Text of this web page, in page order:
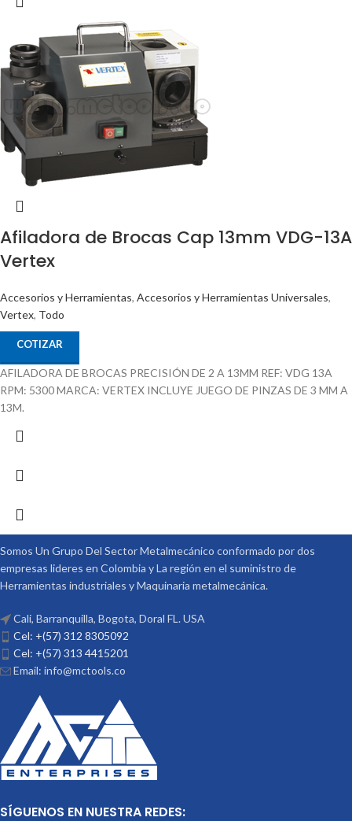
Afiladora de Brocas Cap 13mm VDG-13A
Vertex
Accesorios y Herramientas, Accesorios y Herramientas Universales,
Vertex, Todo
COTIZAR
AFILADORA DE BROCAS PRECISIÓN DE 2 A 13MM REF: VDG 13A
RPM: 5300 MARCA: VERTEX INCLUYE JUEGO DE PINZAS DE 3 MM A
13M.
Somos Un Grupo Del Sector Metalmecánico conformado por dos
empresas lideres en Colombia y La región en el suministro de
Herramientas industriales y Maquinaria metalmecánica.
Cali, Barranquilla, Bogota, Doral FL. USA
Cel: +(57) 312 8305092
Cel: +(57) 313 4415201
Email: info@mctools.co
SÍGUENOS EN NUESTRA REDES: